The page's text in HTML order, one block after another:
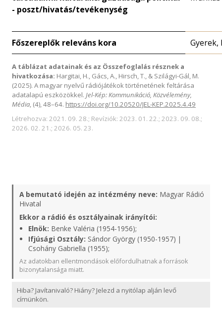
- poszt/hivatás/tevékenység
Főszereplők releváns kora Gyerek,
A táblázat adatainak és az Összefoglalás résznek a
hivatkozása: Hargitai, H., Gács, A., Hirsch, T., & Szilágyi-Gál, M.
(2025). A magyar nyelvű rádiójátékok történetének feltárása
adatalapú eszközökkel. Jel-Kép: Kommunikáció, Közvélemény,
Média, (4), 48–64. https://doi.org/10.20520/JEL-KEP.2025.4.49
Létrehozva: 2021. 09. 28.; Revíziók: 2023. 01. 22.; 2023. 09. 08.;
2026. 02. 21.; 2026. 05. 23.
A bemutató idején az intézmény neve: Magyar Rádió
Hivatal
Ekkor a rádió és osztályainak irányítói:
Elnök: Benke Valéria (1954-1956);
Ifjúsági Osztály: Sándor György (1950-1957) |
Csohány Gabriella (1955);
Az adatokban ellentmondások előfordulhatnak a források
bizonytalansága miatt.
Hiba? Javítanivaló? Hiány? Jelezd a nyitólap alján levő
címünkön.